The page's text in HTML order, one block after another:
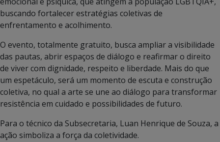
buscando fortalecer estratégias coletivas de
enfrentamento e acolhimento.
O evento, totalmente gratuito, busca ampliar a visibilidade
das pautas, abrir espaços de diálogo e reafirmar o direito
de viver com dignidade, respeito e liberdade. Mais do que
um espetáculo, será um momento de escuta e construção
coletiva, no qual a arte se une ao diálogo para transformar
resistência em cuidado e possibilidades de futuro.
Para o técnico da Subsecretaria, Luan Henrique de Souza, a
ação simboliza a força da coletividade.